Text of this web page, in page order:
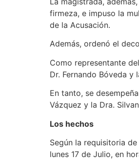
firmeza, e impuso la
de la Acusación.
Además, ordenó el
Como representante
Dr. Fernando Bóveda y
En tanto, se
Vázquez y la Dra.
Los hechos
Según la requisitoria
lunes 17 de Julio, en